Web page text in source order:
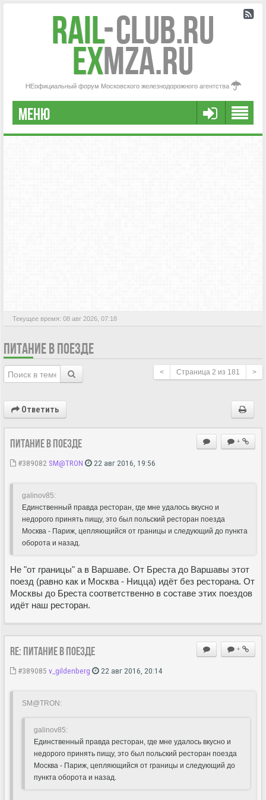
Rail-Club.RU
exMZA.RU
НЕофициальный форум Московского железнодорожного агентства
МЕНЮ
РЕГИСТРАЦИЯ
Текущее время: 08 авг 2026, 07:18
ПИТАНИЕ В ПОЕЗДЕ
< Страница 2 из 181 >
Ответить
+
Питание в поезде
#389082 SM@TRON 22 авг 2016, 19:56
galinov85:
Единственный правда ресторан, где мне удалось вкусно и
недорого принять пищу, это был польский ресторан поезда
Москва - Париж, цепляющийся от границы и следующий до пункта
оборота и назад.
Не "от границы" а в Варшаве. От Бреста до Варшавы этот
поезд (равно как и Москва - Ницца) идёт без ресторана. От
Москвы до Бреста соответственно в составе этих поездов
идёт наш ресторан.
+
Re: Питание в поезде
#389085 v_gildenberg 22 авг 2016, 20:14
SM@TRON:
galinov85:
Единственный правда ресторан, где мне удалось вкусно и
недорого принять пищу, это был польский ресторан поезда
Москва - Париж, цепляющийся от границы и следующий до
пункта оборота и назад.